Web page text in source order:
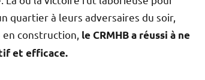
quartier à leurs adversaires du soir,
en construction, le CRMHB a réussi à ne
et efficace.